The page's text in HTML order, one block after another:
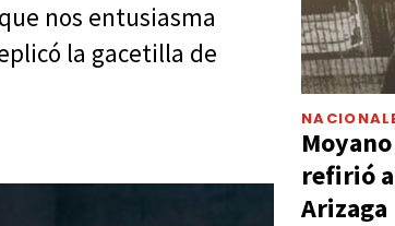
nos entusiasma
la gacetilla de
refirió
Arizaga